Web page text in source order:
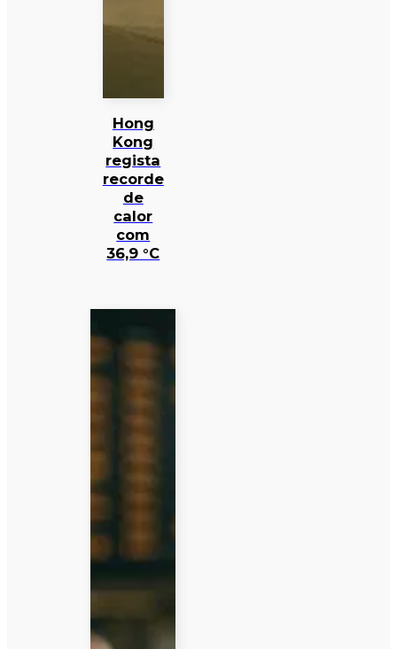
Hong
Kong
regista
recorde
de
calor
com
36,9 °C